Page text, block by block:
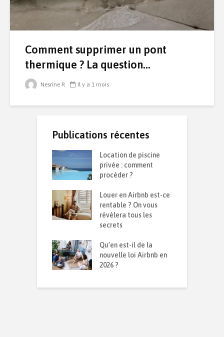
Comment supprimer un pont
thermique ? La question...
Nesrine R Il y a 1 mois
Publications récentes
Location de piscine
privée : comment
procéder ?
Louer en Airbnb est-ce
rentable ? On vous
révèlera tous les
secrets
Qu’en est-il de la
nouvelle loi Airbnb en
2026 ?